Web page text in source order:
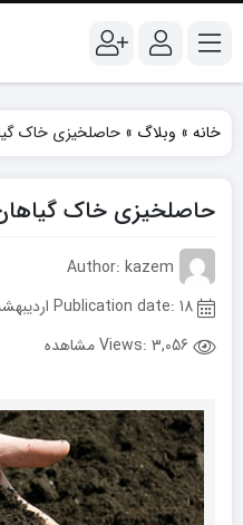
خانه » وبلاگ » حاصلخیزی خاک
حاصلخیزی خاک
Author: kazem
3,056 مشاهده